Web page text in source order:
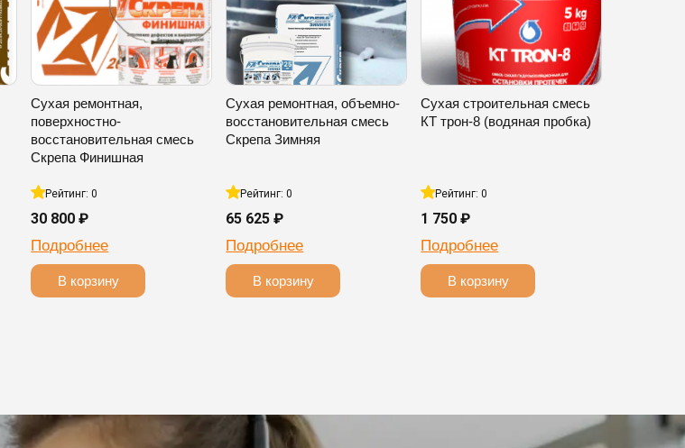
Сухая ремонтная,
поверхностно-
восстановительная смесь
Скрепа Финишная
Рейтинг: 0
30 800 ₽
Подробнее
В корзину
Сухая ремонтная, объемно-
восстановительная смесь
Скрепа Зимняя
Рейтинг: 0
65 625 ₽
Подробнее
В корзину
Сухая строительная смесь
КТ трон-8 (водяная пробка)
Рейтинг: 0
1 750 ₽
Подробнее
В корзину